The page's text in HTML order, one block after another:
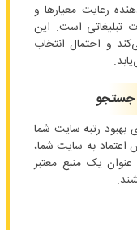
رعایت معیارها و
تبلیغاتی است. این
و احتمال انتخاب
جستجو
بهبود رتبه سایت شما
به سایت شما،
یک منبع معتبر